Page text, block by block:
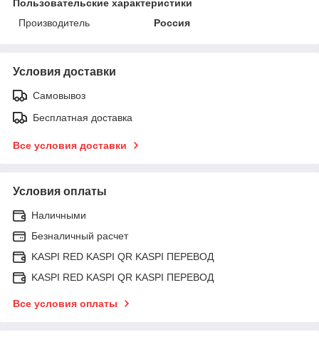
Пользовательские характеристики
Производитель
Россия
Условия доставки
Самовывоз
Бесплатная доставка
Все условия доставки
Условия оплаты
Наличными
Безналичный расчет
KASPI RED KASPI QR KASPI ПЕРЕВОД
KASPI RED KASPI QR KASPI ПЕРЕВОД
Все условия оплаты